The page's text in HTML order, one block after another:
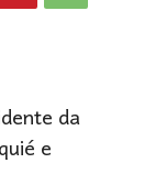
da
e